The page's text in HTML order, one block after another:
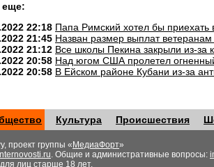
еще:
22:18 Папа Римский хотел бы приехать
21:45 Назван размер выплат
21:12 Все школы Пекина закрыли из-за
20:58 Над югом США пролетел
20:58 В Ейском районе Кубани из-за
Культура Происшествия
проект группы « МедиаФорт»
. Общие и административные вопросы:
лиц старше 18 лет.